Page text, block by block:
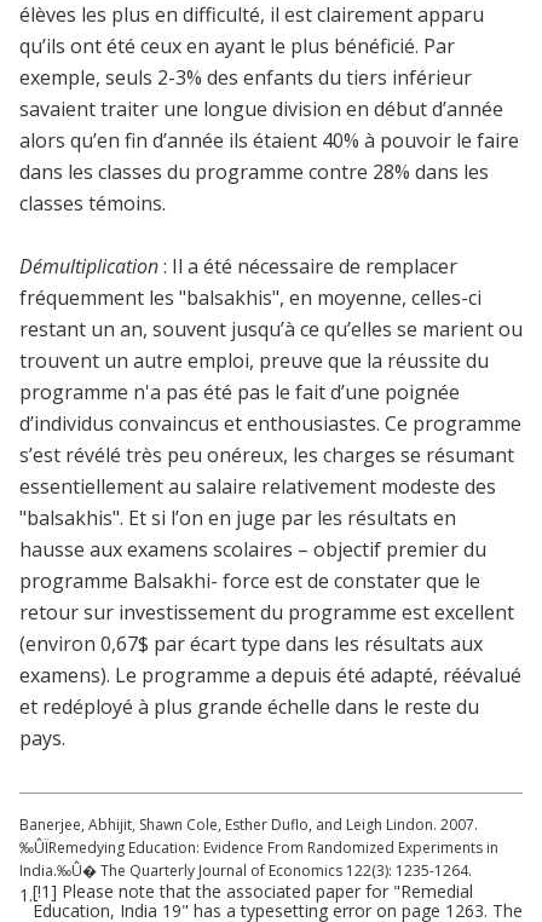
élèves les plus en difficulté, il est clairement apparu
qu’ils ont été ceux en ayant le plus bénéficié. Par
exemple, seuls 2-3% des enfants du tiers inférieur
savaient traiter une longue division en début d’année
alors qu’en fin d’année ils étaient 40% à pouvoir le faire
dans les classes du programme contre 28% dans les
classes témoins.
Démultiplication: Il a été nécessaire de remplacer
fréquemment les "balsakhis", en moyenne, celles-ci
restant un an, souvent jusqu’à ce qu’elles se marient ou
trouvent un autre emploi, preuve que la réussite du
programme n'a pas été pas le fait d’une poignée
d’individus convaincus et enthousiastes. Ce programme
s’est révélé très peu onéreux, les charges se résumant
essentiellement au salaire relativement modeste des
"balsakhis". Et si l’on en juge par les résultats en
hausse aux examens scolaires – objectif premier du
programme Balsakhi- force est de constater que le
retour sur investissement du programme est excellent
(environ 0,67$ par écart type dans les résultats aux
examens). Le programme a depuis été adapté, réévalué
et redéployé à plus grande échelle dans le reste du
pays.
Banerjee, Abhijit, Shawn Cole, Esther Duflo, and Leigh Lindon. 2007.
‰ÛÏRemedying Education: Evidence From Randomized Experiments in
India.‰Û� The Quarterly Journal of Economics 122(3): 1235-1264.
1.[!1] Please note that the associated paper for "Remedial
Education, India 19" has a typesetting error on page 1263. The